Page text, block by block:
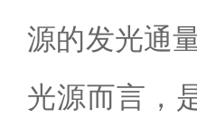
源的发光通
光源而言，